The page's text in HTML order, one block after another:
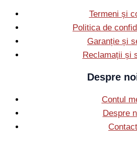
Termeni și
Politica de
Garanție și
Reclamații și
Despre
Contul
Despre
Contact